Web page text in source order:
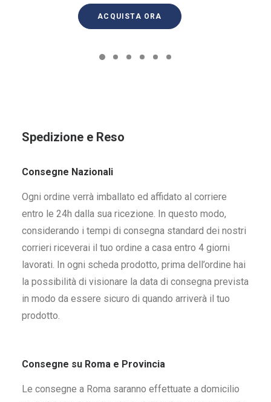
ACQUISTA ORA
Spedizione e Reso
Consegne Nazionali
Ogni ordine verrà imballato ed affidato al corriere
entro le 24h dalla sua ricezione. In questo modo,
considerando i tempi di consegna standard dei nostri
corrieri riceverai il tuo ordine a casa entro 4 giorni
lavorati. In ogni scheda prodotto, prima dell’ordine hai
la possibilità di visionare la data di consegna prevista
in modo da essere sicuro di quando arriverà il tuo
prodotto.
Consegne su Roma e Provincia
Le consegne a Roma saranno effettuate a domicilio